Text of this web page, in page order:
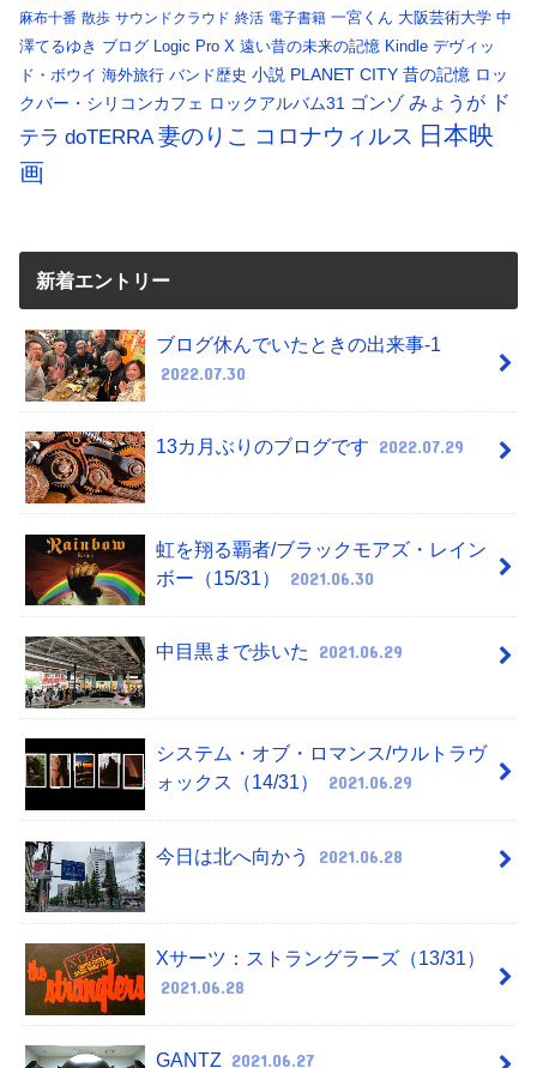
麻布十番 散歩 サウンドクラウド 終活 電子書籍 一宮くん 大阪芸術大学 中
澤てるゆき ブログ Logic Pro X 遠い昔の未来の記憶 Kindle デヴィッ
ド・ボウイ 海外旅行 バンド歴史 小説 PLANET CITY 昔の記憶 ロッ
クバー・シリコンカフェ ロックアルバム31 ゴンゾ みょうが
ド
テラ doTERRA 妻のりこ コロナウィルス 日本映
画
新着エントリー
ブログ休んでいたときの出来事-1
2022.07.30
13カ月ぶりのブログです 2022.07.29
虹を翔る覇者/ブラックモアズ・レイン
ボー（15/31）
2021.06.30
中目黒まで歩いた 2021.06.29
システム・オブ・ロマンス/ウルトラヴ
ォックス（14/31）
2021.06.29
今日は北へ向かう 2021.06.28
Xサーツ：ストラングラーズ（13/31）
2021.06.28
GANTZ 2021.06.27